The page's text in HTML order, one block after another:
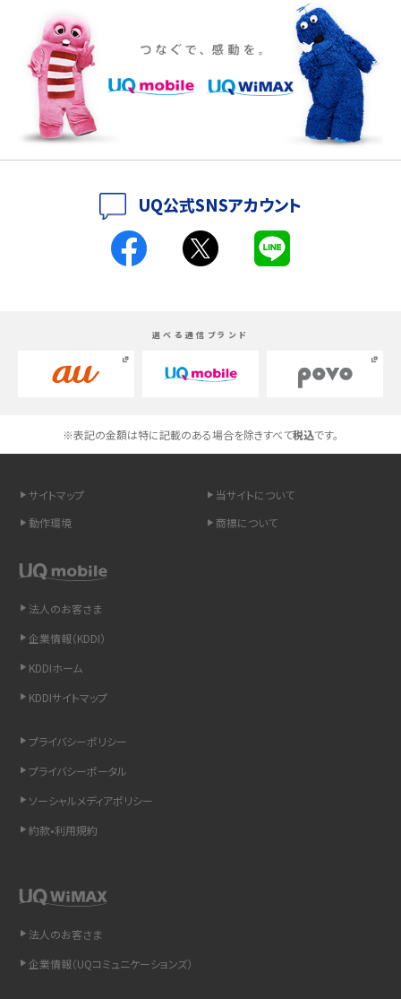
iPhone 16eとiPhone SE（第3世代）の違いは？サイズやスペックを比較して解説
iPhone 16eとiPhone 14を徹底比較！スペック・機能の違いをわかりやすく紹介
iPhone 16シリーズのモデルを比較！価格・サイズ・カメラ性能の違いを徹底解説
iPhone 16とiPhone 15の違いは？カメラ・スペック・機能を徹底比較
スマホが高い理由は？購入費用を抑える方法や端末を選ぶ時の注意点を解説！
高校生にスマホ制限は必要？所持率やメリット・デメリットを詳しく紹介
スマホのネット通信速度が遅い原因は？すぐできる対処法や見直すポイントを解
iCloudの使用容量を減らす9つの方法！使用状況の確認手順も紹介
インスタのDMの送り方は？便利機能の使い方や注意点をわかりやすく解説
「iPhoneを探す」の使い方と設定方法を紹介！ブラウザやアプリから探す方法を
詳しく解説
Wi-Fiを快適に使うための速度はどれくらい？用途別の目安・回線ごとの平均を
UQ公式SNSアカウント
選べる通信ブランド
※表記の金額は特に記載のある場合を除きすべて税込です。
サイトマップ
当サイトについて
動作環境
商標について
法人のお客さま
企業情報（KDDI）
KDDIホーム
KDDIサイトマップ
プライバシーポリシー
プライバシーポータル
ソーシャルメディアポリシー
約款•利用規約
法人のお客さま
企業情報（UQコミュニケーションズ）